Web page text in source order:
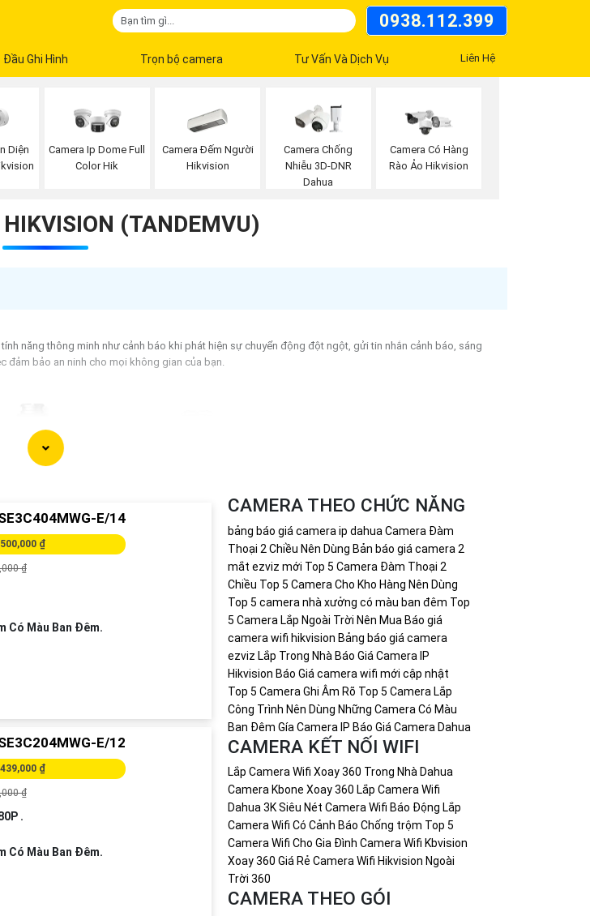
0938.112.399
Đầu Ghi Hình Trọn bộ camera Tư Vấn Và Dịch Vụ Liên Hệ
Diện
Camera Ip Dome Full
Color Hik
Camera Đếm Người
Hikvision
Camera Chống
Nhiễu 3D-DNR
Dahua
Camera Có Hàng
Rào Ảo Hikvision
(TANDEMVU)
năng thông minh như cảnh báo khi phát hiện sự chuyển động đột ngột, gửi tin nhắn cảnh báo, sáng
đảm bảo an ninh cho mọi không gian của bạn.
E/14
₫
₫
Có Màu Ban Ðêm.
E/12
₫
₫
.
Có Màu Ban Ðêm.
CAMERA THEO CHỨC NĂNG
bảng báo giá camera ip dahua Camera Đàm
Thoại 2 Chiều Nên Dùng Bản báo giá camera 2
mắt ezviz mới Top 5 Camera Đàm Thoại 2
Chiều Top 5 Camera Cho Kho Hàng Nên Dùng
Top 5 camera nhà xưởng có màu ban đêm Top
5 Camera Lắp Ngoài Trời Nên Mua Báo giá
camera wifi hikvision Bảng báo giá camera
ezviz Lắp Trong Nhà Báo Giá Camera IP
Hikvision Báo Giá camera wifi mới cập nhật
Top 5 Camera Ghi Âm Rõ Top 5 Camera Lắp
Công Trình Nên Dùng Những Camera Có Màu
Ban Đêm Gía Camera IP Báo Giá Camera Dahua
CAMERA KẾT NỐI WIFI
Lắp Camera Wifi Xoay 360 Trong Nhà Dahua
Camera Kbone Xoay 360 Lắp Camera Wifi
Dahua 3K Siêu Nét Camera Wifi Báo Động Lắp
Camera Wifi Có Cảnh Báo Chống trộm Top 5
Camera Wifi Cho Gia Đình Camera Wifi Kbvision
Xoay 360 Giá Rẻ Camera Wifi Hikvision Ngoài
Trời 360
CAMERA THEO GÓI